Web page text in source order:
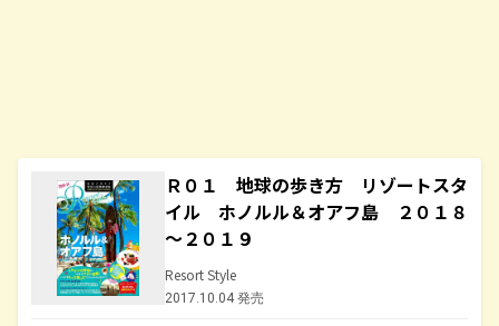
Ｒ０１ 地球の歩き方 リゾートスタ
イル ホノルル＆オアフ島 ２０１８
～２０１９
Resort Style
2017.10.04 発売